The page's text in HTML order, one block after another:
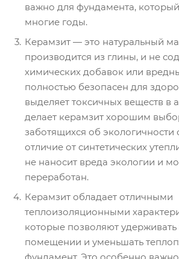
важно для фундамента,
многие годы.
Керамзит — это натуральный
производится из глины, и не
химических добавок или
полностью безопасен для
выделяет токсичных веществ в
делает керамзит хорошим
заботящихся об экологичности
отличие от синтетических
не наносит вреда экологии и
переработан.
Керамзит обладает отличными
теплоизоляционными
которые позволяют удерживать
помещении и уменьшать